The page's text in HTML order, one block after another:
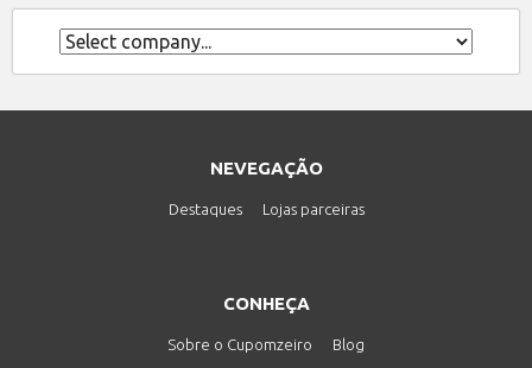
NEVEGAÇÃO
Destaques Lojas parceiras
CONHEÇA
Sobre o Cupomzeiro Blog